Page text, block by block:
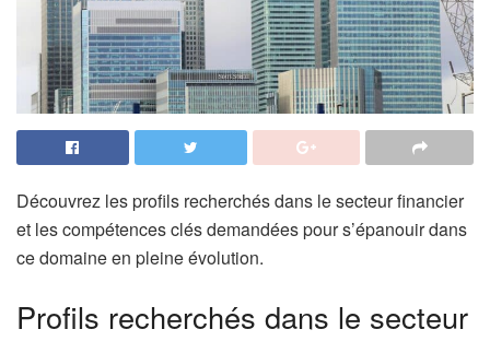
Découvrez les profils recherchés dans le secteur financier
et les compétences clés demandées pour s’épanouir dans
ce domaine en pleine évolution.
Profils recherchés dans le secteur